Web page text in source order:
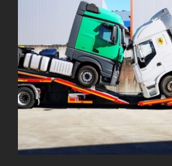
ALPHAMAX